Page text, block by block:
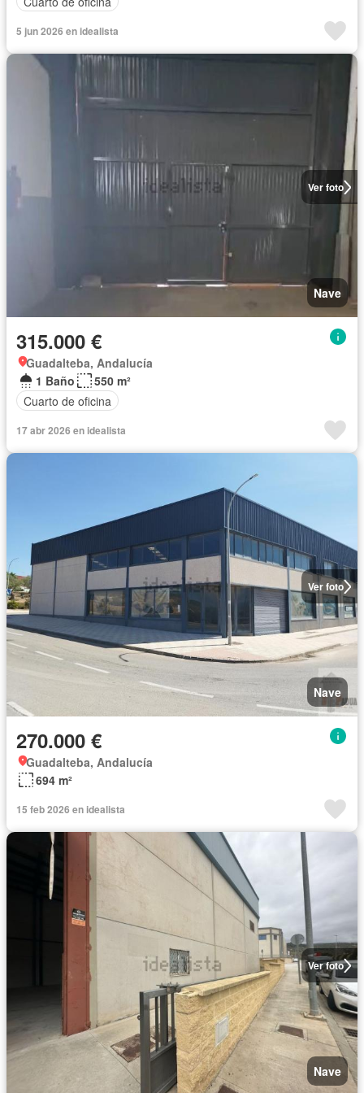
5 jun 2026 en idealista
Ver foto
Nave
315.000 €
Guadalteba, Andalucía
1 Baño
550 m²
Cuarto de oficina
17 abr 2026 en idealista
Ver foto
Nave
270.000 €
Guadalteba, Andalucía
694 m²
15 feb 2026 en idealista
Ver foto
Nave